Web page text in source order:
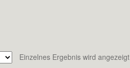
Einzelnes Ergebnis wird angezeigt